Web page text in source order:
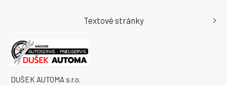
DUŠEK AUTOMA s.r.o.
Textové stránky